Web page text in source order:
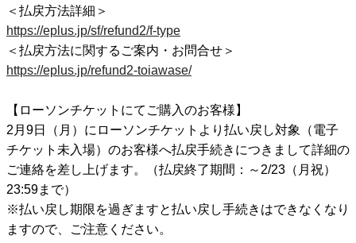
＜払戻方法詳細＞
https://eplus.jp/sf/refund2/f-type
＜払戻方法に関するご案内・お問合せ＞
https://eplus.jp/refund2-toiawase/
【ローソンチケットにてご購入のお客様】
2月9日（月）にローソンチケットより払い戻し対象（電子
チケット未入場）のお客様へ払戻手続きにつきまして詳細の
ご連絡を差し上げます。（払戻終了期間：～2/23（月祝）
23:59まで）
※払い戻し期限を過ぎますと払い戻し手続きはできなくなり
ますので、ご注意ください。